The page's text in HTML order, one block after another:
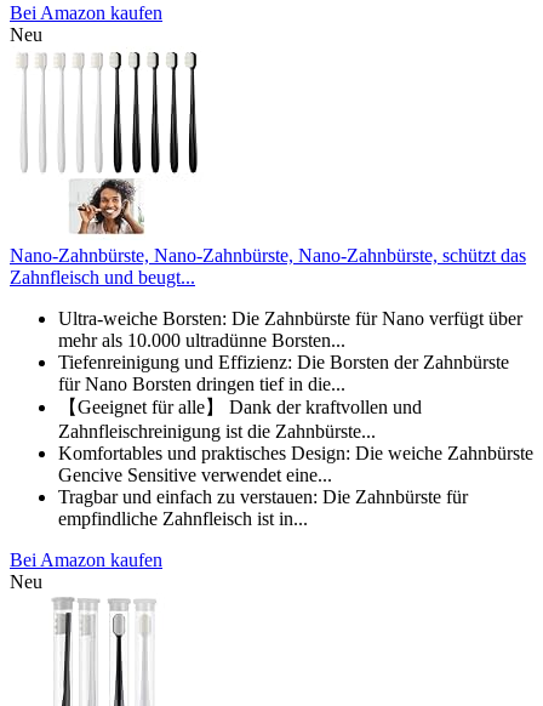
Bei Amazon kaufen
Neu
Nano-Zahnbürste, Nano-Zahnbürste, Nano-Zahnbürste, schützt das
Zahnfleisch und beugt...
Ultra-weiche Borsten: Die Zahnbürste für Nano verfügt über
mehr als 10.000 ultradünne Borsten...
Tiefenreinigung und Effizienz: Die Borsten der Zahnbürste
für Nano Borsten dringen tief in die...
【Geeignet für alle】 Dank der kraftvollen und
Zahnfleischreinigung ist die Zahnbürste...
Komfortables und praktisches Design: Die weiche Zahnbürste
Gencive Sensitive verwendet eine...
Tragbar und einfach zu verstauen: Die Zahnbürste für
empfindliche Zahnfleisch ist in...
Bei Amazon kaufen
Neu